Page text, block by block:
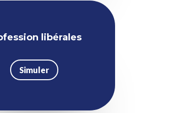
libérales
Simuler